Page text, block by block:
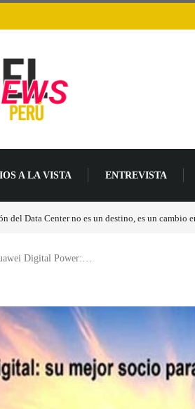
A LA VISTA ENTREVISTA
Digital Power:…